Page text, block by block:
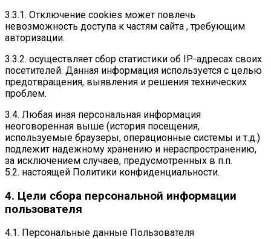
3.3.1. Отключение cookies может повлечь
невозможность доступа к частям сайта , требующим
авторизации.
3.3.2. осуществляет сбор статистики об IP-адресах своих
посетителей. Данная информация используется с целью
предотвращения, выявления и решения технических
проблем.
3.4. Любая иная персональная информация
неоговоренная выше (история посещения,
используемые браузеры, операционные системы и т.д.)
подлежит надежному хранению и нераспространению,
за исключением случаев, предусмотренных в п.п.
5.2. настоящей Политики конфиденциальности.
4. Цели сбора персональной информации
пользователя
4.1. Персональные данные Пользователя